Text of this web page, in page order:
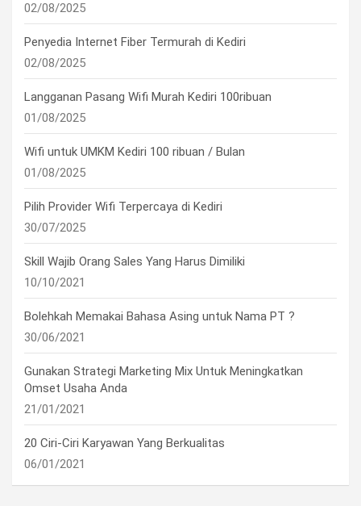
02/08/2025
Penyedia Internet Fiber Termurah di Kediri
02/08/2025
Langganan Pasang Wifi Murah Kediri 100ribuan
01/08/2025
Wifi untuk UMKM Kediri 100 ribuan / Bulan
01/08/2025
Pilih Provider Wifi Terpercaya di Kediri
30/07/2025
Skill Wajib Orang Sales Yang Harus Dimiliki
10/10/2021
Bolehkah Memakai Bahasa Asing untuk Nama PT ?
30/06/2021
Gunakan Strategi Marketing Mix Untuk Meningkatkan
Omset Usaha Anda
21/01/2021
20 Ciri-Ciri Karyawan Yang Berkualitas
06/01/2021